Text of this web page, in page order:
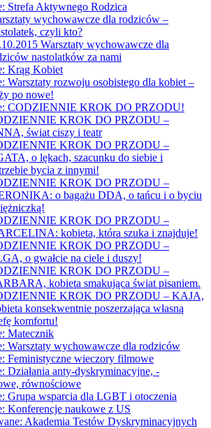
Strefa Aktywnego Rodzica
wychowawcze dla rodziców –
czyli kto?
Warsztaty wychowawcze dla
nastolatków za nami
Krąg Kobiet
Warsztaty rozwoju osobistego dla kobiet –
po nowe!
CODZIENNIE KROK DO PRZODU!
KROK DO PRZODU –
świat ciszy i teatr
KROK DO PRZODU –
o lękach, szacunku do siebie i
bycia z innymi!
KROK DO PRZODU –
o bagażu DDA, o tańcu i o byciu
KROK DO PRZODU –
kobieta, która szuka i znajduje!
KROK DO PRZODU –
o gwałcie na ciele i duszy!
KROK DO PRZODU –
kobieta smakująca świat pisaniem.
KROK DO PRZODU – KAJA,
konsekwentnie poszerzająca własną
komfortu!
Matecznik
Warsztaty wychowawcze dla rodziców
Feministyczne wieczory filmowe
Działania anty-dyskryminacyjne, -
równościowe
Grupa wsparcia dla LGBT i otoczenia
Konferencje naukowe z US
Akademia Testów Dyskryminacyjnych